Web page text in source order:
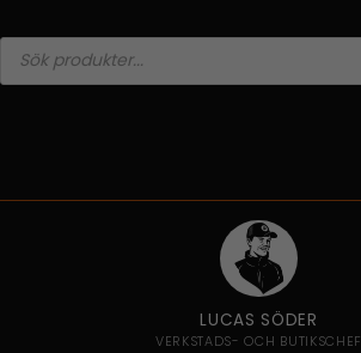
Products
search
LUCAS SÖDER
VERKSTADS- OCH BUTIKSCHEF